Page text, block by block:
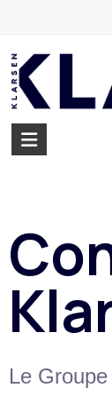
Le